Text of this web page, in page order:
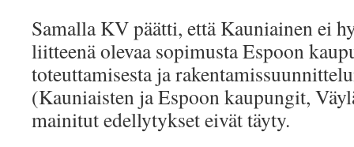
Samalla KV päätti, että Kauniainen ei
liitteenä olevaa sopimusta Espoon
toteuttamisesta ja
(Kauniaisten ja Espoon kaupungit,
mainitut edellytykset eivät täyty.